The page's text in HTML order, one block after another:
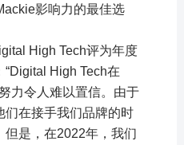
影响力的最佳选
High Tech评为年度
High Tech在
力令人难以置信。由于
们在接手我们品牌的时
但是，在2022年，我们